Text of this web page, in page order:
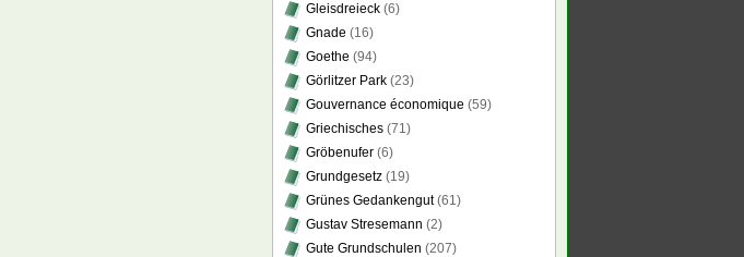
Gleisdreieck (6)
Gnade (16)
Goethe (94)
Görlitzer Park (23)
Gouvernance économique (59)
Griechisches (71)
Gröbenufer (6)
Grundgesetz (19)
Grünes Gedankengut(61)
Gustav Stresemann (2)
Gute Grundschulen (207)